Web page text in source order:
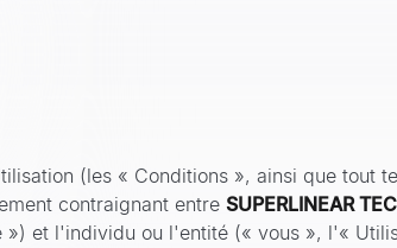
(les « Conditions », ainsi que tout
contraignant entre SUPERLINEAR
») et l'individu ou l'entité (« vous », l'«